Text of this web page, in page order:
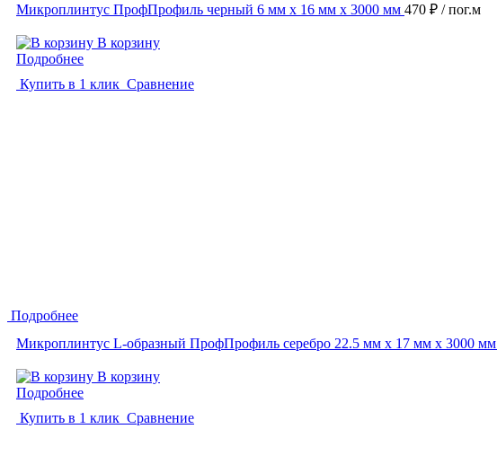
Микроплинтус ПрофПрофиль черный 6 мм x 16 мм х 3000 мм 470 ₽ / пог.м
В корзину
Подробнее
Купить в 1 клик Сравнение
Подробнее
Микроплинтус L-образный ПрофПрофиль серебро 22.5 мм x 17 мм х 3000 мм
В корзину
Подробнее
Купить в 1 клик Сравнение